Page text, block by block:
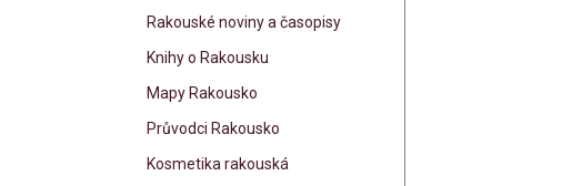
Rakouské noviny a časopisy
Knihy o Rakousku
Mapy Rakousko
Průvodci Rakousko
Kosmetika rakouská